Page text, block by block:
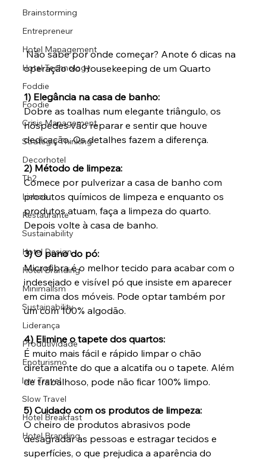
Brainstorming
Entrepreneur
Hotel Management
Hotel Technology
Foddie
Foodie
Crisis Management
Strategic Thinking
Decorhotel
Th2
Lisboa
Restaurante
Sustainability
Hotel Design
Hotel Branding
Minimalism
Sustainability
Liderança
Produtividade
Enoturismo
low Travel
Slow Travel
Hotel Breakfast
Hotel Branding
Não sabe por onde começar? Anote 6 dicas na
operação do Housekeeping de um Quarto
1) Elegância na casa de banho:
Dobre as toalhas num elegante triângulo, os
hóspedes vão reparar e sentir que houve
dedicação. Os detalhes fazem a diferença.
2) Método de limpeza:
Comece por pulverizar a casa de banho com
produtos químicos de limpeza e enquanto os
produtos atuam, faça a limpeza do quarto.
Depois volte à casa de banho.
3) O pano do pó:
Microfibra é o melhor tecido para acabar com o
indesejado e visível pó que insiste em aparecer
em cima dos móveis. Pode optar também por
um com 100% algodão.
4) Elimine o tapete dos quartos:
É muito mais fácil e rápido limpar o chão
diretamente do que a alcatifa ou o tapete. Além
de trabalhoso, pode não ficar 100% limpo.
5) Cuidado com os produtos de limpeza:
O cheiro de produtos abrasivos pode
desagradar as pessoas e estragar tecidos e
superfícies, o que prejudica a aparência do